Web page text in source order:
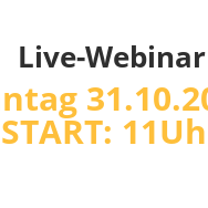
Live-Webinar
START: